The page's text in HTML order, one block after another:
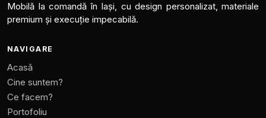
Mobilă la comandă în Iași, cu design personalizat, materiale
premium și execuție impecabilă.
NAVIGARE
Acasă
Cine suntem?
Ce facem?
Portofoliu